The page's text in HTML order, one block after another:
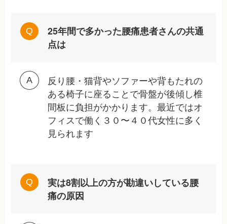
25年間で多かった腰痛患者さんの共通
点は
反り腰・猫背やソファーや背もたれの
ある椅子に座ることで骨盤が後傾し椎
間板に負担がかかります。最近ではオ
フィスで働く３０〜４０代女性に多く
見られます
実は8割以上の方が勘違いしている腰
痛の原因